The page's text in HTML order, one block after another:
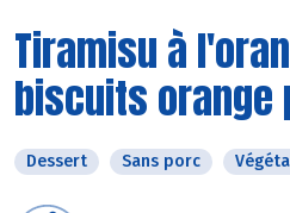
Tiramisu à
biscuits orange
Dessert Sans porc